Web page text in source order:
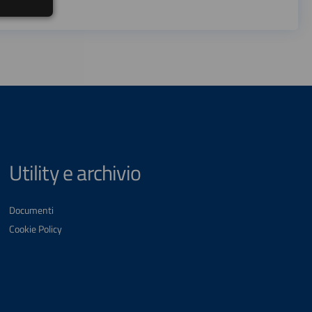
Utility e archivio
Documenti
Cookie Policy